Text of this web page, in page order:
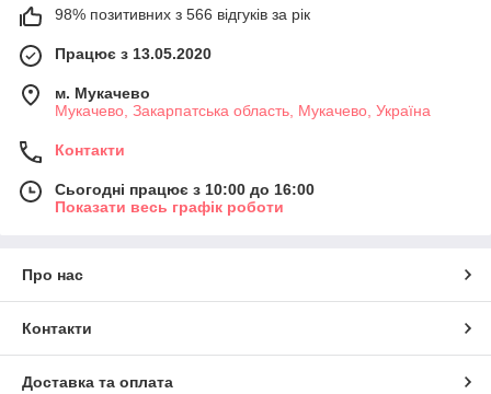
98% позитивних з 566 відгуків за рік
Працює з 13.05.2020
м. Мукачево
Мукачево, Закарпатська область, Мукачево, Україна
Контакти
Сьогодні працює з 10:00 до 16:00
Показати весь графік роботи
Про нас
Контакти
Доставка та оплата